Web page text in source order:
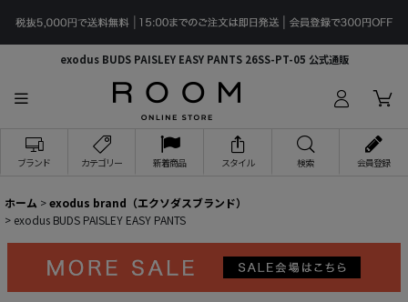
exodus BUDS PAISLEY EASY PANTS 26SS-PT-05 公式通販
ブランド カテゴリー 新着商品 スタイル 検索 会員登録
ホーム >exodus brand（エクソダスブランド）
> exodus BUDS PAISLEY EASY PANTS